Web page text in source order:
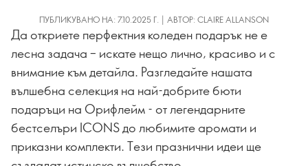
ПУБЛИКУВАНО НА: 7.10.2025 Г. | АВТОР: CLAIRE ALLANSON
Да откриете перфектния коледен подарък не е
лесна задача – искате нещо лично, красиво и с
внимание към детайла. Разгледайте нашата
вълшебна селекция на най-добрите бюти
подаръци на Орифлейм - от легендарните
бестселъри ICONS до любимите аромати и
приказни комплекти. Тези празнични идеи ще